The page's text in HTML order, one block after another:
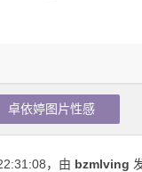
卓依婷图片性感
，由 bzmlving